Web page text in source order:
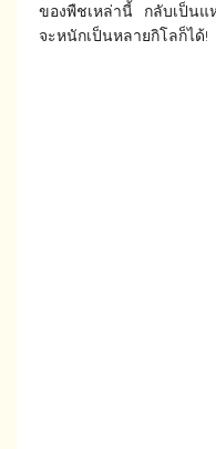
ของพืชเหล่านี้ กลับเป็นแ
จะหนักเป็นหลายกิโลก็ได้!